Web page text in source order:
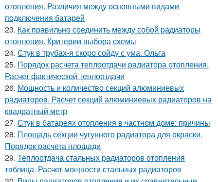
отопления. Различия между основными видами
подключения батарей
23. Как правильно соединить между собой радиаторы
отопления. Критерии выбора схемы
24. Стук в трубах-я скоро сойду с ума. Ольга
25. Порядок расчета теплоотдачи радиатора отопления.
Расчет фактической теплоотдачи
26. Мощность и количество секций алюминиевых
радиаторов. Расчет секций алюминиевых радиаторов на
квадратный метр
27. Стук в батареях отопления в частном доме: причины
28. Площадь секции чугунного радиатора для окраски.
Порядок расчета площади
29. Теплоотдача стальных радиаторов отопления
таблица. Расчет мощности стальных радиаторов